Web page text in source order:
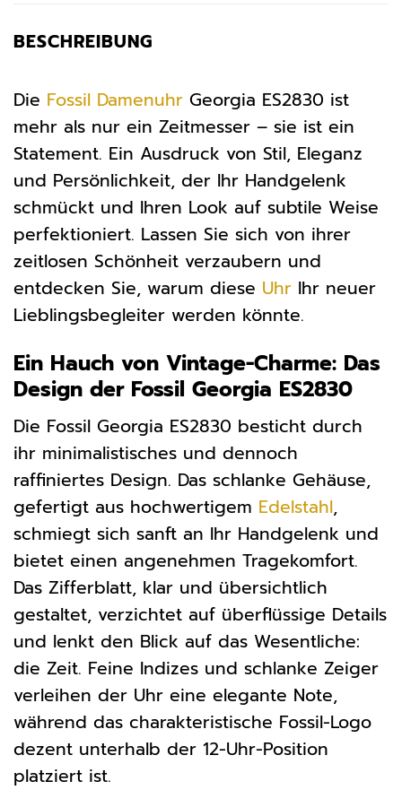
BESCHREIBUNG
Die Fossil Damenuhr Georgia ES2830 ist
mehr als nur ein Zeitmesser – sie ist ein
Statement. Ein Ausdruck von Stil, Eleganz
und Persönlichkeit, der Ihr Handgelenk
schmückt und Ihren Look auf subtile Weise
perfektioniert. Lassen Sie sich von ihrer
zeitlosen Schönheit verzaubern und
entdecken Sie, warum diese Uhr Ihr neuer
Lieblingsbegleiter werden könnte.
Ein Hauch von Vintage-Charme: Das
Design der Fossil Georgia ES2830
Die Fossil Georgia ES2830 besticht durch
ihr minimalistisches und dennoch
raffiniertes Design. Das schlanke Gehäuse,
gefertigt aus hochwertigem Edelstahl,
schmiegt sich sanft an Ihr Handgelenk und
bietet einen angenehmen Tragekomfort.
Das Zifferblatt, klar und übersichtlich
gestaltet, verzichtet auf überflüssige Details
und lenkt den Blick auf das Wesentliche:
die Zeit. Feine Indizes und schlanke Zeiger
verleihen der Uhr eine elegante Note,
während das charakteristische Fossil-Logo
dezent unterhalb der 12-Uhr-Position
platziert ist.